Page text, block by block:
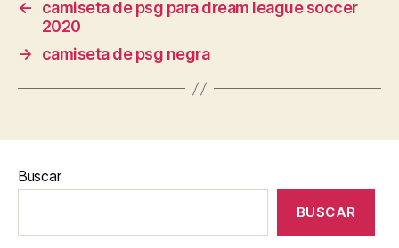
←
camiseta de psg para dream league soccer
2020
→
camiseta de psg negra
Buscar
BUSCAR